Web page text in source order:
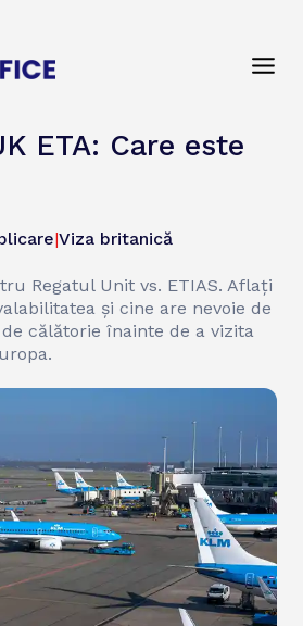
ETA: Care este
|Viza britanică
Regatul Unit vs. ETIAS. Aflați
și cine are nevoie de
călătorie înainte de a vizita